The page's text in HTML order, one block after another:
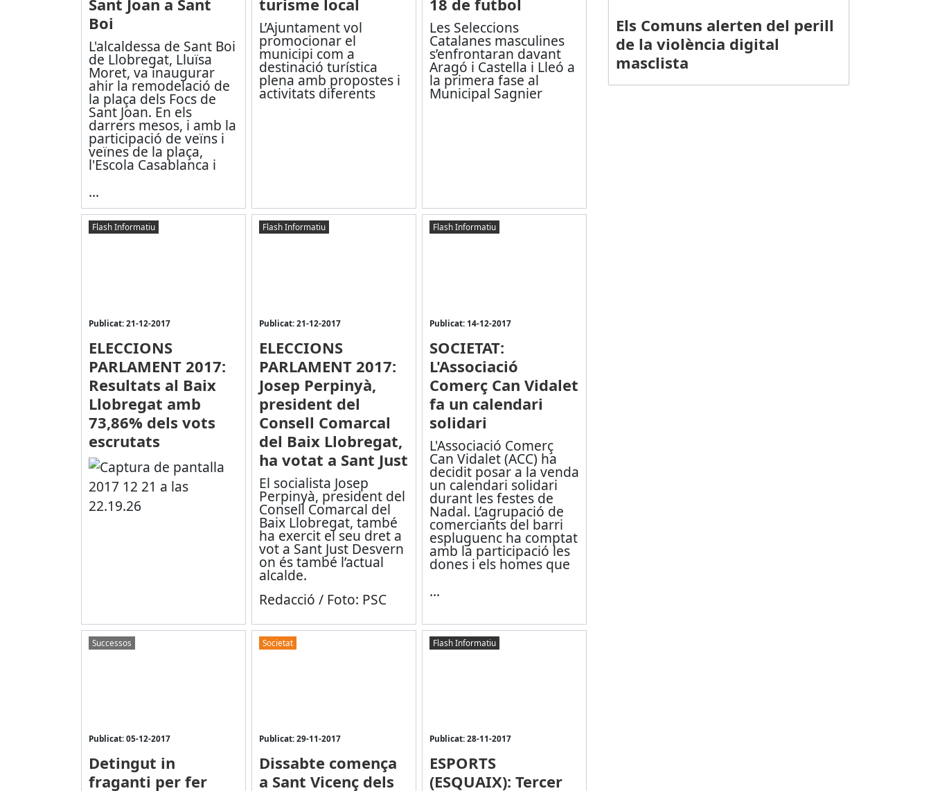
Boi
L'alcaldessa de Sant Boi
de Llobregat, Lluïsa
Moret, va inaugurar
ahir la remodelació de
la plaça dels Focs de
Sant Joan. En els
darrers mesos, i amb la
participació de veïns i
veïnes de la plaça,
l'Escola Casablanca i
...
L’Ajuntament vol
promocionar el
municipi com a
destinació turística
plena amb propostes i
activitats diferents
Les Seleccions
Catalanes masculines
s’enfrontaran davant
Aragó i Castella i Lleó a
la primera fase al
Municipal Sagnier
Flash Informatiu
Publicat: 21-12-2017
ELECCIONS
PARLAMENT 2017:
Resultats al Baix
Llobregat amb
73,86% dels vots
escrutats
Flash Informatiu
Publicat: 21-12-2017
ELECCIONS
PARLAMENT 2017:
Josep Perpinyà,
president del
Consell Comarcal
del Baix Llobregat,
ha votat a Sant Just
El socialista Josep
Perpinyà, president del
Consell Comarcal del
Baix Llobregat, també
ha exercit el seu dret a
vot a Sant Just Desvern
on és també l’actual
alcalde.
Redacció / Foto: PSC
Flash Informatiu
Publicat: 14-12-2017
SOCIETAT:
L'Associació
Comerç Can Vidalet
fa un calendari
solidari
L'Associació Comerç
Can Vidalet (ACC) ha
decidit posar a la venda
un calendari solidari
durant les festes de
Nadal. L’agrupació de
comerciants del barri
espluguenc ha comptat
amb la participació les
dones i els homes que
...
Successos
Publicat: 05-12-2017
Detingut in
fraganti per fer
Societat
Publicat: 29-11-2017
Dissabte comença
a Sant Vicenç dels
Flash Informatiu
Publicat: 28-11-2017
ESPORTS
(ESQUAIX): Tercer
Els Comuns alerten del perill
de la violència digital
masclista